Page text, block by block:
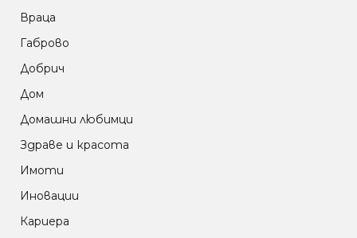
Враца
Габрово
Добрич
Дом
Домашни любимци
Здраве и красота
Имоти
Иновации
Кариера